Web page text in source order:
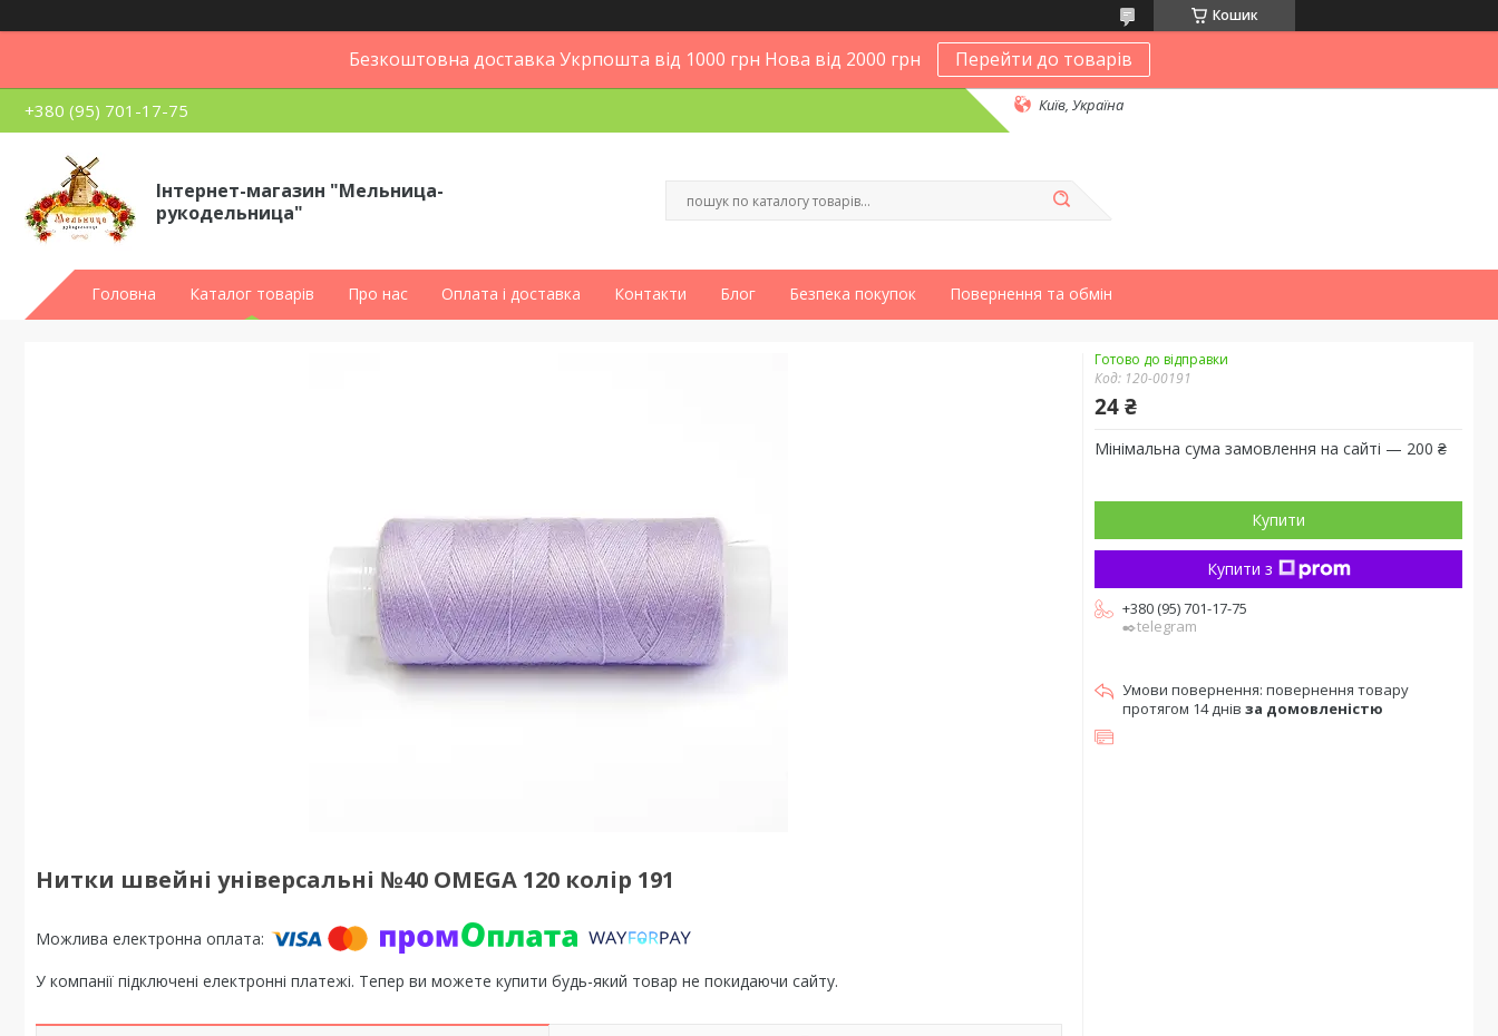
Кошик
Безкоштовна доставка Укрпошта від 1000 грн Нова від 2000 грн Перейти до товарів
+380 (95) 701-17-75 Київ, Україна
Інтернет-магазин "Мельница-
рукодельница"
Головна Каталог товарів Про нас Оплата і доставка Контакти Блог Безпека покупок Повернення та обмін
Нитки швейні універсальні №40 OMEGA 120 колір 191
У компанії підключені електронні платежі. Тепер ви можете купити будь-який товар не покидаючи сайту.
Готово до відправки
Код: 120-00191
24 ₴
Мінімальна сума замовлення на сайті — 200 ₴
Купити
Купити з
+380 (95) 701-17-75
✒️telegram
повернення товару
протягом 14 днів за домовленістю